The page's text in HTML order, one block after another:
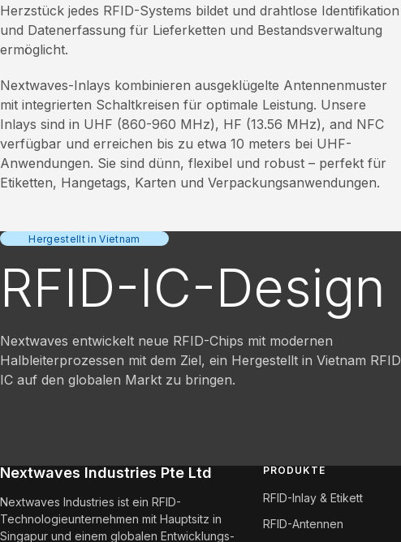
Herzstück jedes RFID-Systems bildet und drahtlose Identifikation
und Datenerfassung für Lieferketten und Bestandsverwaltung
ermöglicht.
Nextwaves-Inlays kombinieren ausgeklügelte Antennenmuster
mit integrierten Schaltkreisen für optimale Leistung. Unsere
Inlays sind in UHF (860-960 MHz), HF (13.56 MHz), and NFC
verfügbar und erreichen bis zu etwa 10 meters bei UHF-
Anwendungen. Sie sind dünn, flexibel und robust – perfekt für
Etiketten, Hangetags, Karten und Verpackungsanwendungen.
Hergestellt in Vietnam
RFID-IC-Design
Nextwaves entwickelt neue RFID-Chips mit modernen
Halbleiterprozessen mit dem Ziel, ein Hergestellt in Vietnam RFID
IC auf den globalen Markt zu bringen.
Nextwaves Industries Pte Ltd
Nextwaves Industries ist ein RFID-
Technologieunternehmen mit Hauptsitz in
Singapur und einem globalen Entwicklungs-
PRODUKTE
RFID-Inlay & Etikett
RFID-Antennen